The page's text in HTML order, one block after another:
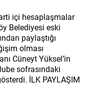
içi hesaplaşmalar
Belediyesi eski
paylaştığı
olması
Cüneyt Yüksel’in
sofrasındaki
İLK PAYLAŞIM